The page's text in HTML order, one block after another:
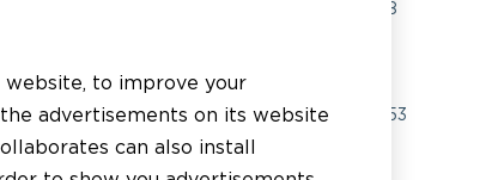
Rue du Tronquoy, 8
IVA:BE0414.592.153
website, to improve your
advertisements on its website
can also install